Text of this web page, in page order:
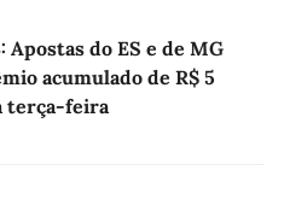
Apostas do ES e de MG
acumulado de R$ 5
terça-feira